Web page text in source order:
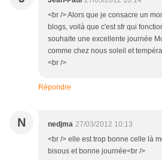
<br /> Alors que je consacre un
blogs, voilà que c'est sfr qui
souhaite une excellente journée
comme chez nous soleil et
<br />
Répondre
N nedjma 27/03/2012 10:13
<br /> elle est trop bonne celle là
bisous et bonne journée<br />